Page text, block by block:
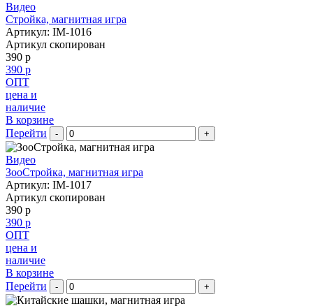
Видео
Стройка, магнитная игра
Артикул: IM-1016
Артикул скопирован
390 р
390 р
ОПТ
цена и
наличие
В корзине
Перейти
- +
Видео
ЗооСтройка, магнитная игра
Артикул: IM-1017
Артикул скопирован
390 р
390 р
ОПТ
цена и
наличие
В корзине
Перейти
- +